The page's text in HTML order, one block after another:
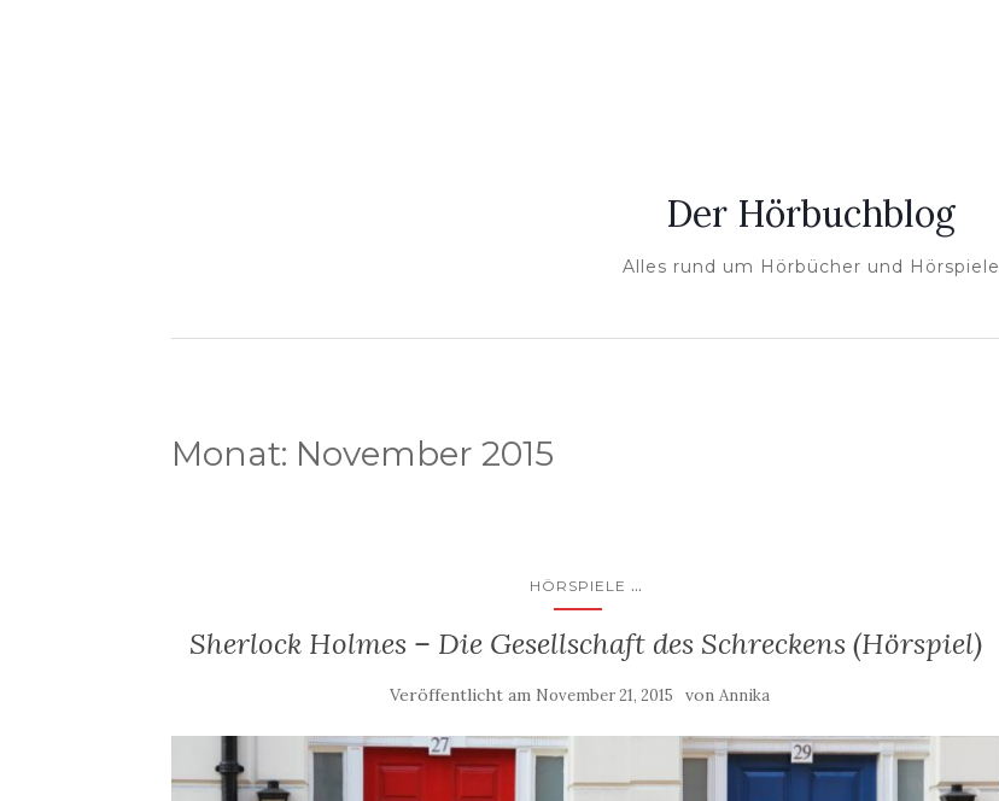
Der Hörbuchblog
Alles rund um Hörbücher und Hörspiele
Monat: November 2015
HÖRSPIELE ...
Sherlock Holmes – Die Gesellschaft des Schreckens (Hörspiel)
Veröffentlicht am November 21, 2015 von Annika